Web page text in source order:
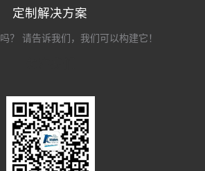
定制解决方案
？ 请告诉我们，我们可以构建它！